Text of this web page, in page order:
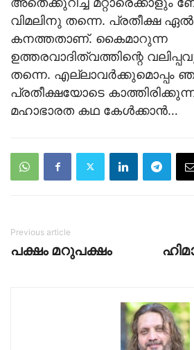
വിമലിനു തന്നെ. പ്രതീക്ഷ
കനത്തതാണ്. കൈമാറുന്ന
ഉത്തരവാദിത്വത്തിന്റെ
തന്നെ. എല്ലാവര്‍ക്കുമൊപ്പം
പ്രതീക്ഷയോടെ
മഹാഭാരത കഥ കേള്‍ക്കാന്‍…
Previous article
പക്ഷം മറുപക്ഷം